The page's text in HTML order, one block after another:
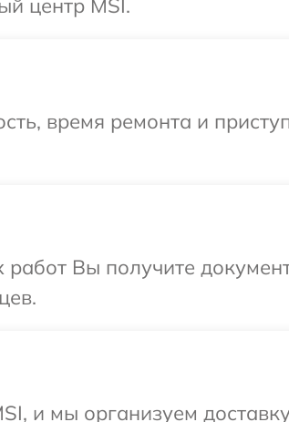
центр MSI.
время ремонта и
Вы получите
и мы организуем